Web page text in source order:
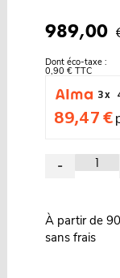
989,00
Dont éco-taxe :
0,90 € TTC
3 x
89,47 €
-
À partir de
sans frais